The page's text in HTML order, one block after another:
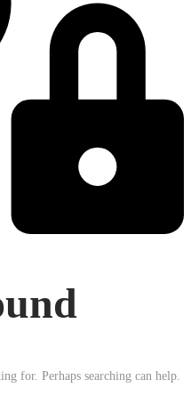
for. Perhaps searching can help.